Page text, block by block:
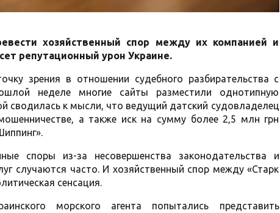
хозяйственный спор между их компанией и
репутационный урон Украине.
зрения в отношении судебного разбирательства с
неделе многие сайты разместили однотипную
сводилась к мысли, что ведущий датский судовладелец
а также иск на сумму более 2,5 млн грн
споры из-за несовершенства законодательства и
случаются часто. И хозяйственный спор между «Старк
сенсация.
морского агента попытались представить